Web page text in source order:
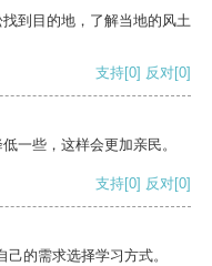
到目的地，了解当地的风土
支持[0] 反对[0]
一些，这样会更加亲民。
支持[0] 反对[0]
的需求选择学习方式。